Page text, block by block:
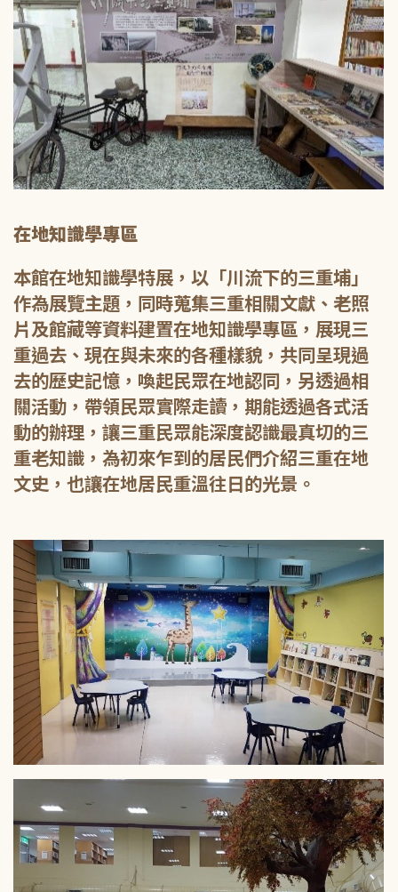
在地知識學專區
本館在地知識學特展，以「川流下的三重埔」
作為展覽主題，同時蒐集三重相關文獻、老照
片及館藏等資料建置在地知識學專區，展現三
重過去、現在與未來的各種樣貌，共同呈現過
去的歷史記憶，喚起民眾在地認同，另透過相
關活動，帶領民眾實際走讀，期能透過各式活
動的辦理，讓三重民眾能深度認識最真切的三
重老知識，為初來乍到的居民們介紹三重在地
文史，也讓在地居民重溫往日的光景。